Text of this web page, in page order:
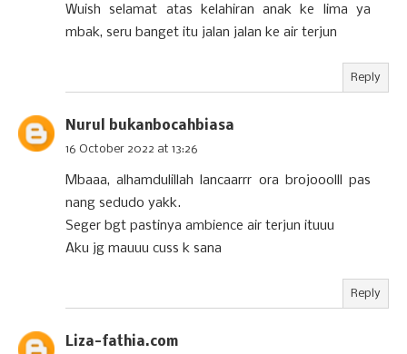
Wuish selamat atas kelahiran anak ke lima ya
mbak, seru banget itu jalan jalan ke air terjun
Reply
Nurul bukanbocahbiasa
16 October 2022 at 13:26
Mbaaa, alhamdulillah lancaarrr ora brojooolll pas
nang sedudo yakk.
Seger bgt pastinya ambience air terjun ituuu
Aku jg mauuu cuss k sana
Reply
Liza-fathia.com